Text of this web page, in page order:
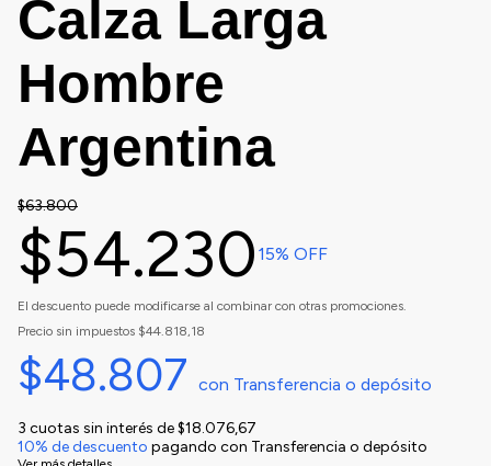
Calza Larga
Hombre
Argentina
$63.800
$54.230 15% OFF
El descuento puede modificarse al combinar con otras promociones.
Precio sin impuestos $44.818,18
$48.807 con Transferencia o depósito
3 cuotas sin interés de$18.076,67
10% de descuento pagando con Transferencia o depósito